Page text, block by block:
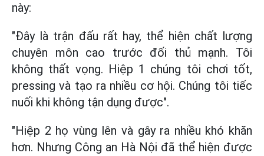
này:
"Đây là trận đấu rất hay, thể hiện chất lượng
chuyên môn cao trước đối thủ mạnh. Tôi
không thất vọng. Hiệp 1 chúng tôi chơi tốt,
pressing và tạo ra nhiều cơ hội. Chúng tôi tiếc
nuối khi không tận dụng được".
"Hiệp 2 họ vùng lên và gây ra nhiều khó khăn
hơn. Nhưng Công an Hà Nội đã thể hiện được